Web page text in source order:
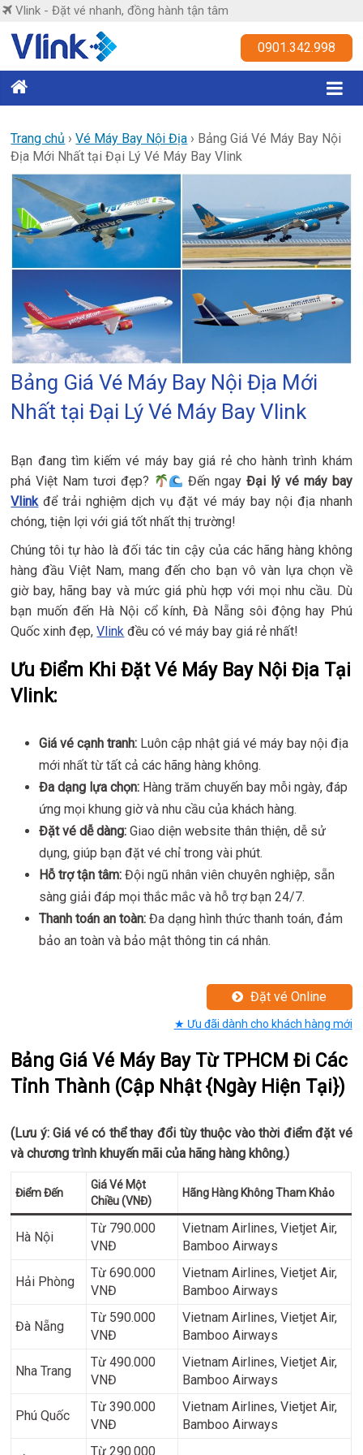
Skip
content
Vlink - Đặt vé nhanh, đồng hành tận tâm
Vlink
nhanh,
đồng
hành
tâm
0901.342.998
Trang chủ ›Vé Máy Bay Nội Địa › Bảng Giá Vé Máy Bay Nội
Địa Mới Nhất tại Đại Lý Vé Máy Bay Vlink
Bảng Giá Vé Máy Bay Nội Địa Mới
Nhất tại Đại Lý Vé Máy Bay Vlink
Bạn đang tìm kiếm vé máy bay giá rẻ cho hành trình khám
phá Việt Nam tươi đẹp?
Đến ngay Đại lý vé máy bay
Vlinkđể trải nghiệm dịch vụ đặt vé máy bay nội địa nhanh
chóng, tiện lợi với giá tốt nhất thị trường!
Chúng tôi tự hào là đối tác tin cậy của các hãng hàng không
hàng đầu Việt Nam, mang đến cho bạn vô vàn lựa chọn về
giờ bay, hãng bay và mức giá phù hợp với mọi nhu cầu. Dù
bạn muốn đến Hà Nội cổ kính, Đà Nẵng sôi động hay Phú
Quốc xinh đẹp,Vlink đều có vé máy bay giá rẻ nhất!
Ưu Điểm Khi Đặt Vé Máy Bay Nội Địa Tại
Vlink:
Giá vé cạnh tranh: Luôn cập nhật giá vé máy bay nội địa
mới nhất từ tất cả các hãng hàng không.
Đa dạng lựa chọn: Hàng trăm chuyến bay mỗi ngày, đáp
ứng mọi khung giờ và nhu cầu của khách hàng.
Đặt vé dễ dàng: Giao diện website thân thiện, dễ sử
dụng, giúp bạn đặt vé chỉ trong vài phút.
Hỗ trợ tận tâm: Đội ngũ nhân viên chuyên nghiệp, sẵn
sàng giải đáp mọi thắc mắc và hỗ trợ bạn 24/7.
Thanh toán an toàn: Đa dạng hình thức thanh toán, đảm
bảo an toàn và bảo mật thông tin cá nhân.
Đặt vé Online
★ Ưu đãi dành cho khách hàng mới
Bảng Giá Vé Máy Bay Từ TPHCM Đi Các
Tỉnh Thành (Cập Nhật {Ngày Hiện Tại})
(Lưu ý: Giá vé có thể thay đổi tùy thuộc vào thời điểm đặt vé
và chương trình khuyến mãi của hãng hàng không.)
Điểm Đến
Giá Vé Một
Chiều (VNĐ)
Hãng Hàng Không Tham Khảo
Hà Nội
Từ 790.000
VNĐ
Vietnam Airlines, Vietjet Air,
Bamboo Airways
Hải Phòng
Từ 690.000
VNĐ
Vietnam Airlines, Vietjet Air,
Bamboo Airways
Đà Nẵng
Từ 590.000
VNĐ
Vietnam Airlines, Vietjet Air,
Bamboo Airways
Nha Trang
Từ 490.000
VNĐ
Vietnam Airlines, Vietjet Air,
Bamboo Airways
Phú Quốc
Từ 390.000
VNĐ
Vietnam Airlines, Vietjet Air,
Bamboo Airways
Từ 290.000